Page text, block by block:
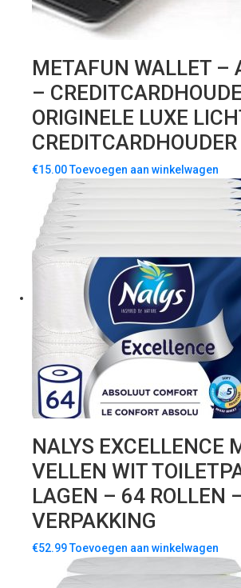
METAFUN WALLET –
–
ORIGINELE LUXE
€15.00Toevoegen aan winkelwagen
NALYS EXCELLENCE
VELLEN WIT
LAGEN – 64 ROLLEN
VERPAKKING
€52.99Toevoegen aan winkelwagen